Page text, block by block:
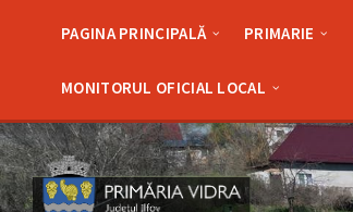
PAGINA PRINCIPALĂ PRIMARIE
MONITORUL OFICIAL LOCAL